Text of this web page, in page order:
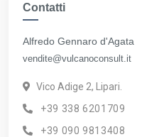
Contatti
Alfredo Gennaro d'Agata
vendite@vulcanoconsult.it
Vico Adige 2, Lipari.
+39 338 6201709
+39 090 9813408